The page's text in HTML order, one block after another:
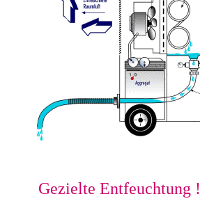
Gezielte Entfeuchtung !